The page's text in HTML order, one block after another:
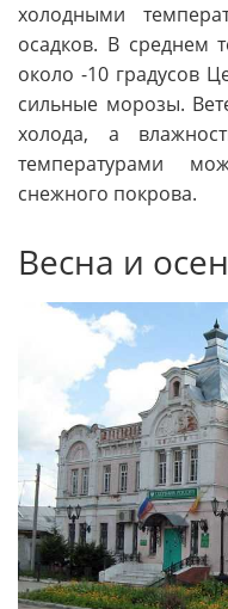
холодными
осадков. В среднем
около -10 градусов
сильные морозы.
холода, а
температурами
снежного покрова.
Весна и